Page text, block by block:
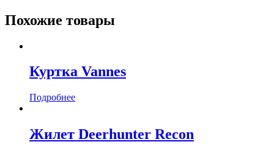
Похожие товары
Куртка Vannes
Подробнее
Жилет Deerhunter Recon